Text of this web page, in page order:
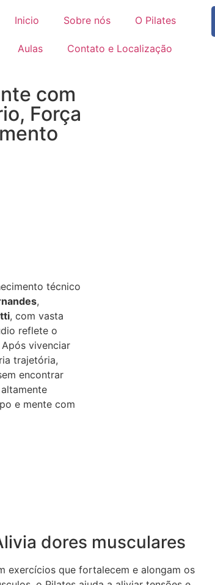
Inicio Sobre nós O Pilates
Aulas Contato e Localização
com
Força
técnico
,
, com vasta
reflete o
vivenciar
trajetória,
encontrar
e mente com
dores musculares
exercícios que fortalecem e alongam os